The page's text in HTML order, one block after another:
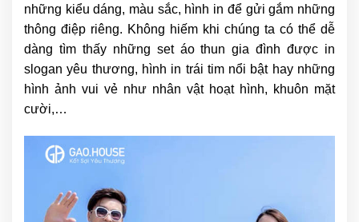
những kiểu dáng, màu sắc, hình in để gửi gắm những
thông điệp riêng. Không hiếm khi chúng ta có thể dễ
dàng tìm thấy những set áo thun gia đình được in
slogan yêu thương, hình in trái tim nổi bật hay những
hình ảnh vui vẻ như nhân vật hoạt hình, khuôn mặt
cười,…